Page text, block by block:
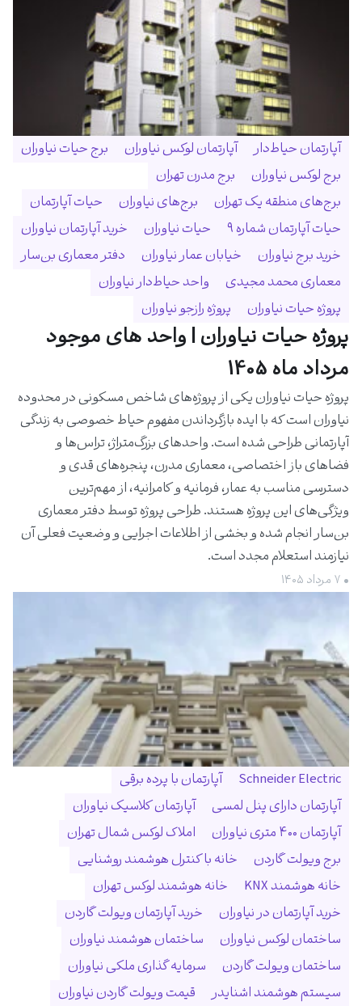
آپارتمان حیاط‌دار آپارتمان لوکس نیاوران
برج حیات نیاوران
برج لوکس نیاوران
برج مدرن تهران
برج‌های منطقه یک تهران
برج‌های نیاوران
حیات آپارتمان
حیات آپارتمان شماره ۹
حیات نیاوران
خرید آپارتمان نیاوران
خرید برج نیاوران
خیابان عمار نیاوران
دفتر معماری بن‌سار
معماری محمد مجیدی
واحد حیاط‌دار نیاوران
پروژه حیات نیاوران
پروژه رازجو نیاوران
پروژه حیات نیاوران | واحد های موجود
مرداد ماه 1405
پروژه حیات نیاوران یکی از پروژه‌های شاخص مسکونی در محدوده
نیاوران است که با ایده بازگرداندن مفهوم حیاط خصوصی به زندگی
آپارتمانی طراحی شده است. واحدهای بزرگ‌متراژ، تراس‌ها و
فضاهای باز اختصاصی، معماری مدرن، پنجره‌های قدی و
دسترسی مناسب به عمار، فرمانیه و کامرانیه، از مهم‌ترین
ویژگی‌های این پروژه هستند. طراحی پروژه توسط دفتر معماری
بن‌سار انجام شده و بخشی از اطلاعات اجرایی و وضعیت فعلی آن
نیازمند استعلام مجدد است.
• ۷ مرداد ۱۴۰۵
Schneider Electric
آپارتمان با پرده برقی
آپارتمان دارای پنل لمسی
آپارتمان کلاسیک نیاوران
آپارتمان ۴۰۰ متری نیاوران
املاک لوکس شمال تهران
برج ویولت گاردن
خانه با کنترل هوشمند روشنایی
خانه هوشمند KNX
خانه هوشمند لوکس تهران
خرید آپارتمان در نیاوران
خرید آپارتمان ویولت گاردن
ساختمان لوکس نیاوران
ساختمان هوشمند نیاوران
ساختمان ویولت گاردن
سرمایه گذاری ملکی نیاوران
سیستم هوشمند اشنایدر
قیمت ویولت گاردن نیاوران